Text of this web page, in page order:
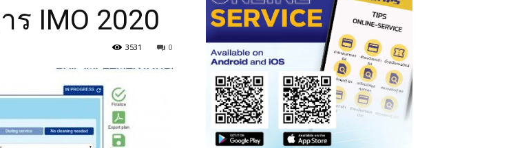
IMO 2020
0
3531